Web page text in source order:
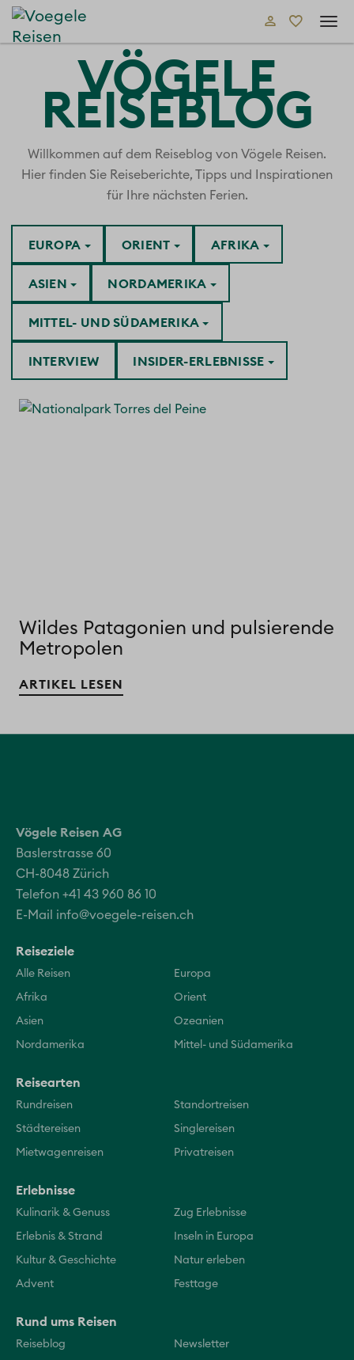
VÖGELE
REISEBLOG
Willkommen auf dem Reiseblog von Vögele Reisen.
Hier finden Sie Reiseberichte, Tipps und Inspirationen
für Ihre nächsten Ferien.
AFRIKA
ASIEN
EUROPA
INSIDER-ERLEBNISSE
INTERVIEW
MITTEL- UND SÜDAMERIKA
NORDAMERIKA
ORIENT
Wildes Patagonien und pulsierende
Metropolen
ARTIKEL LESEN
Vögele Reisen AG
Baslerstrasse 60
CH-8048 Zürich
Telefon +41 43 960 86 10
E-Mail info@voegele-reisen.ch
Reiseziele
Alle Reisen Europa
Afrika Orient
Asien Ozeanien
Nordamerika Mittel- und Südamerika
Reisearten
Rundreisen Standortreisen
Städtereisen Singlereisen
Mietwagenreisen Privatreisen
Erlebnisse
Kulinarik & Genuss Zug Erlebnisse
Erlebnis & Strand Inseln in Europa
Kultur & Geschichte Natur erleben
Advent Festtage
Rund ums Reisen
Reiseblog Newsletter